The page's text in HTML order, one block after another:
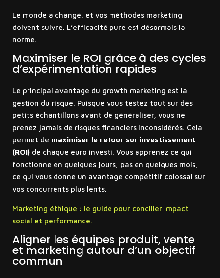
Le monde a changé, et vos méthodes marketing
doivent suivre. L’efficacité pure est désormais la
norme.
Maximiser le ROI grâce à des cycles
d’expérimentation rapides
Le principal avantage du growth marketing est la
gestion du risque. Puisque vous testez tout sur des
petits échantillons avant de généraliser, vous ne
prenez jamais de risques financiers inconsidérés. Cela
permet de maximiser le retour sur investissement
(ROI)de chaque euro investi. Vous apprenez ce qui
fonctionne en quelques jours, pas en quelques mois,
ce qui vous donne un avantage compétitif colossal sur
vos concurrents plus lents.
Marketing éthique : le guide pour concilier impact
social et performance.
Aligner les équipes produit, vente
et marketing autour d’un objectif
commun